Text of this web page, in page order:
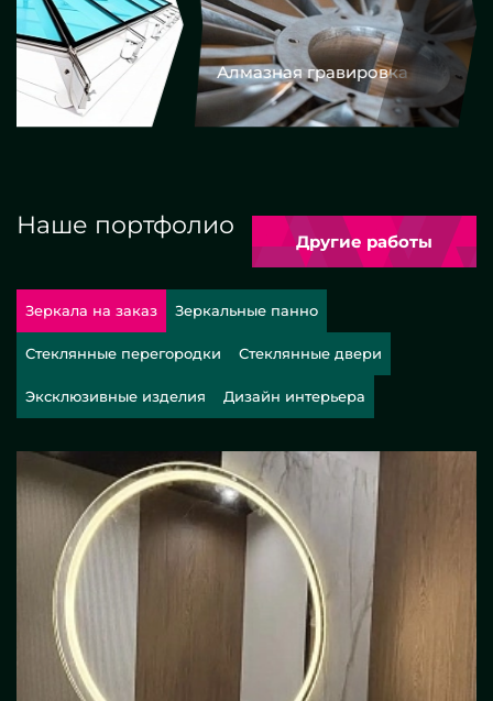
Алмазная гравировка
Наше портфолио
Другие работы
Зеркала на заказ Зеркальные панно
Стеклянные перегородки Стеклянные двери
Эксклюзивные изделия Дизайн интерьера